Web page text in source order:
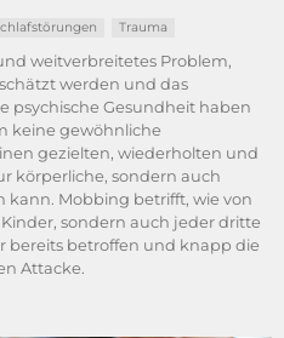
Trauma
weitverbreitetes Problem,
werden und das
psychische Gesundheit haben
keine gewöhnliche
gezielten, wiederholten und
körperliche, sondern auch
kann. Mobbing betrifft, wie von
sondern auch jeder dritte
bereits betroffen und knapp die
Attacke.